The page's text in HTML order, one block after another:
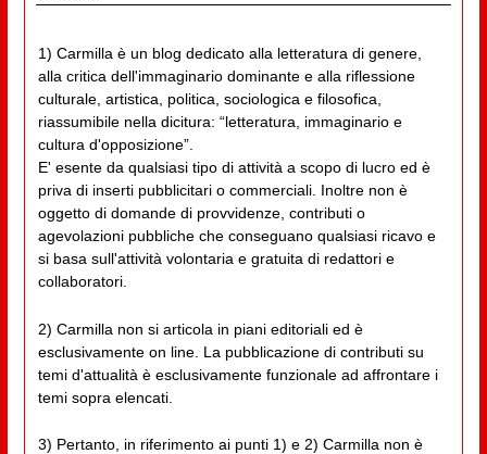
1) Carmilla è un blog dedicato alla letteratura di genere,
alla critica dell'immaginario dominante e alla riflessione
culturale, artistica, politica, sociologica e filosofica,
riassumibile nella dicitura: “letteratura, immaginario e
cultura d'opposizione”.
E' esente da qualsiasi tipo di attività a scopo di lucro ed è
priva di inserti pubblicitari o commerciali. Inoltre non è
oggetto di domande di provvidenze, contributi o
agevolazioni pubbliche che conseguano qualsiasi ricavo e
si basa sull'attività volontaria e gratuita di redattori e
collaboratori.
2) Carmilla non si articola in piani editoriali ed è
esclusivamente on line. La pubblicazione di contributi su
temi d'attualità è esclusivamente funzionale ad affrontare i
temi sopra elencati.
3) Pertanto, in riferimento ai punti 1) e 2) Carmilla non è